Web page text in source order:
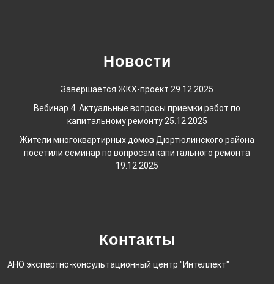
Новости
Завершается ЖКХ-проект 29.12.2025
Вебинар 4. Актуальные вопросы приемки работ по
капитальному ремонту 25.12.2025
Жители многоквартирных домов Дюртюлинского района
посетили семинар по вопросам капитального ремонта
19.12.2025
Контакты
АНО экспертно-консультационный центр "Интеллект"